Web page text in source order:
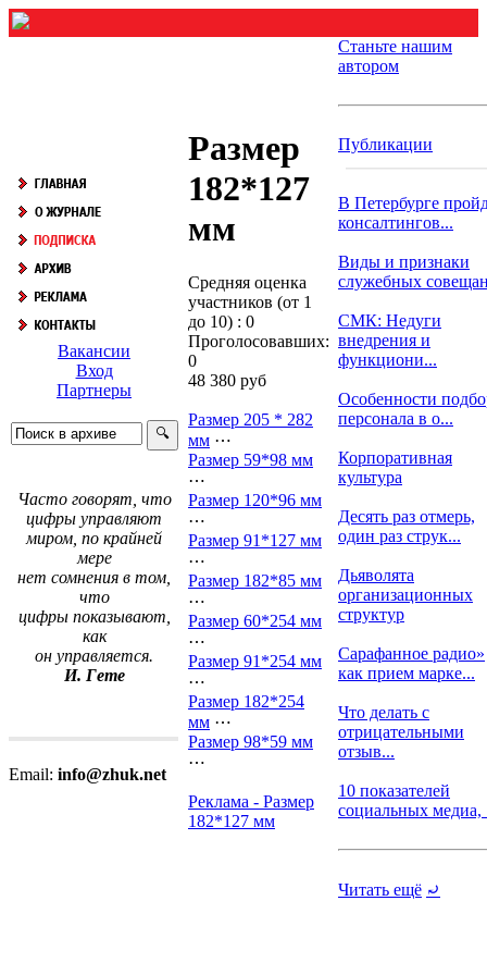
Вакансии
Вход
Партнеры
Часто говорят, что
цифры управляют
миром, по крайней
мере
нет сомнения в том,
что
цифры показывают,
как
он управляется.
И. Гете
Email: info@zhuk.net
Размер
182*127
мм
Средняя оценка
участников (от 1
до 10) : 0
Проголосовавших:
0
48 380 руб
Размер 205 * 282
мм ⋯
Размер 59*98 мм
⋯
Размер 120*96 мм
⋯
Размер 91*127 мм
⋯
Размер 182*85 мм
⋯
Размер 60*254 мм
⋯
Размер 91*254 мм
⋯
Размер 182*254
мм ⋯
Размер 98*59 мм
⋯
Реклама - Размер
182*127 мм
Станьте нашим
автором
Публикации
В Петербурге
консалтингов...
Виды и признаки
служебных
СМК: Недуги
внедрения и
функциони...
Особенности
персонала в о...
Корпоративная
культура
Десять раз отмерь,
один раз струк...
Дьяволята
организационных
структур
Сарафанное радио»
как прием марке...
Что делать с
отрицательными
отзыв...
10 показателей
социальных медиа,
Читать ещё ⤾